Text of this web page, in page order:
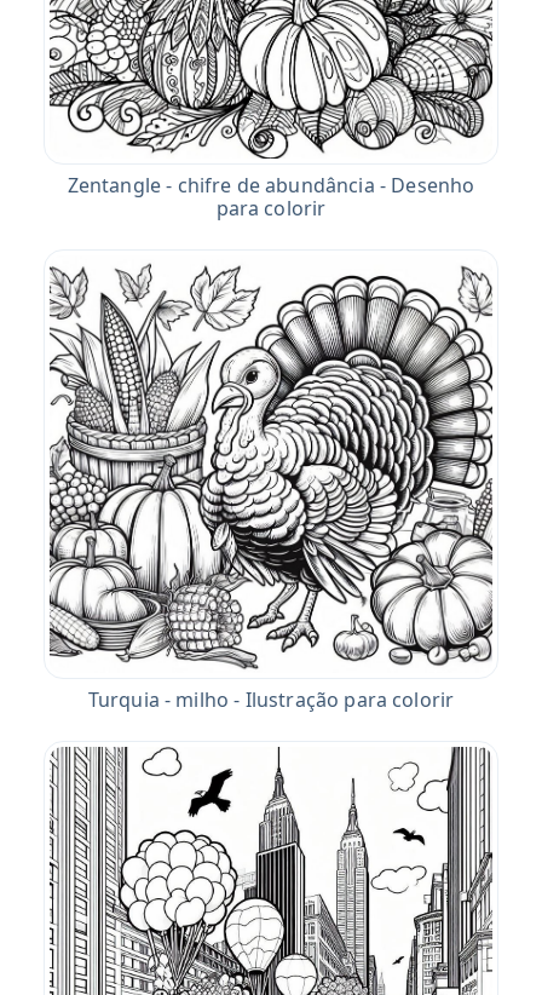
Zentangle - chifre de abundância - Desenho
para colorir
Turquia - milho - Ilustração para colorir